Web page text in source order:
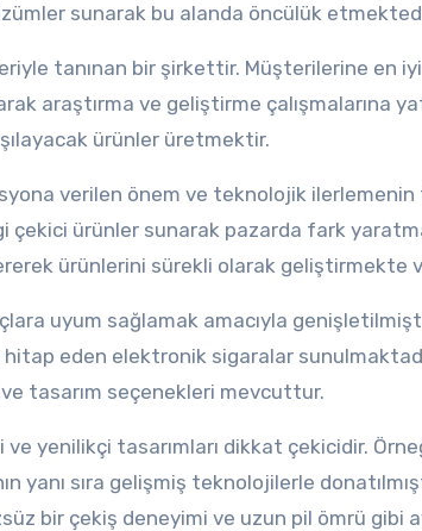
sunarak bu alanda öncülük
tanınan bir şirkettir. Müşterilerine en
araştırma ve geliştirme çalışmalarına
ürünler üretmektir.
verilen önem ve teknolojik
ürünler sunarak pazarda fark
ürünlerini sürekli olarak geliştirmekte
uyum sağlamak amacıyla
eden elektronik sigaralar
tasarım seçenekleri mevcuttur.
yenilikçi tasarımları dikkat çekicidir.
yanı sıra gelişmiş teknolojilerle
bir çekiş deneyimi ve uzun pil ömrü gibi